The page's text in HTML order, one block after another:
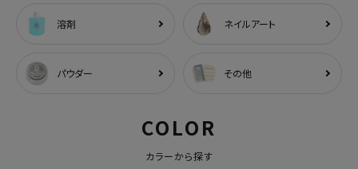
溶剤 ネイルアート
パウダー その他
COLOR
カラーから探す